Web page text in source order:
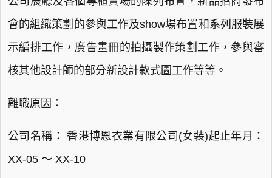
會的組織策劃的參與工作及show場布置和系列服裝展
示編排工作，廣告畫冊的拍攝製作策劃工作，參與審
核其他設計師的部分新設計款式圖工作等等。
離職原因：
公司名稱： 香港博恩衣業有限公司(女裝)起止年月：
XX-05 ～ XX-10